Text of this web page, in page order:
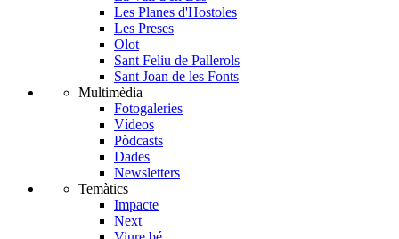
Les Planes d'Hostoles
Les Preses
Olot
Sant Feliu de Pallerols
Sant Joan de les Fonts
Multimèdia
Fotogaleries
Vídeos
Pòdcasts
Dades
Newsletters
Temàtics
Impacte
Next